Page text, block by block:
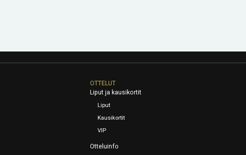
OTTELUT
Liput ja kausikortit
Liput
Kausikortit
VIP
Otteluinfo